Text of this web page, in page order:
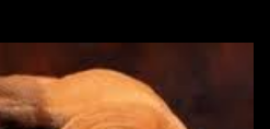
de coisas boas e realizações,
e desilusões. Normal. Às vezes se
A grana que não veio, o amigo